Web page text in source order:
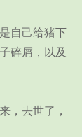
自己给猪下
碎屑，以及
，去世了，